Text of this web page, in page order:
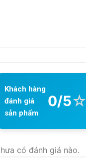
Khách hàng
đánh giá
sản phẩm
0/5☆
có đánh giá nào.